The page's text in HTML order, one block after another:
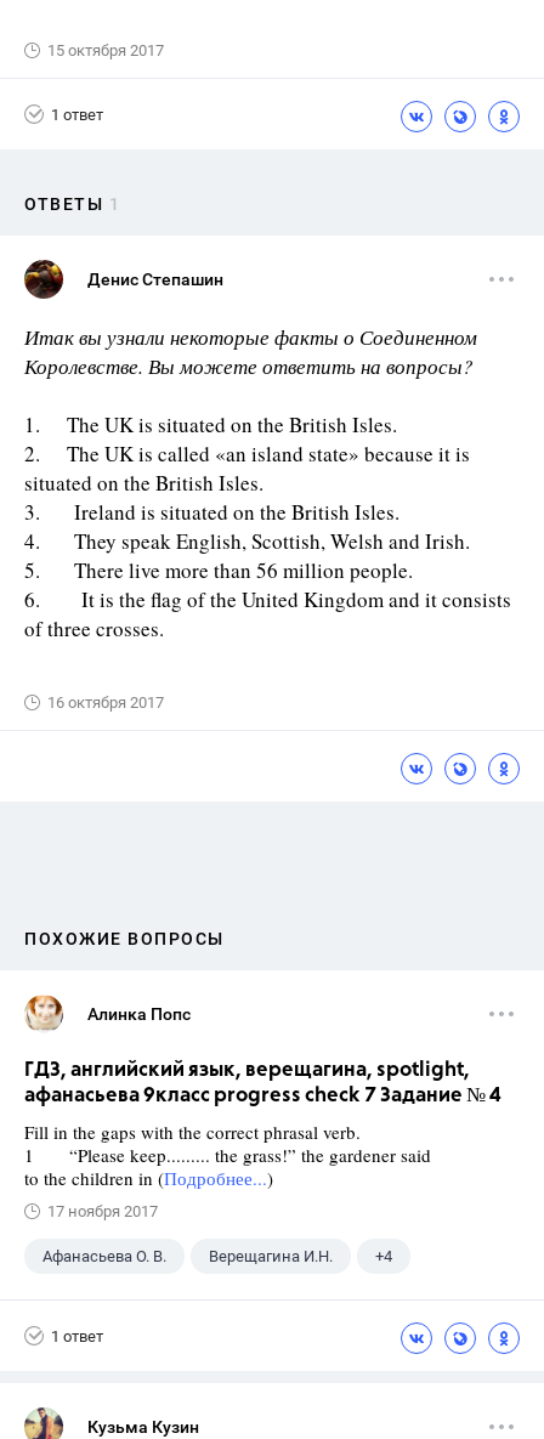
15 октября 2017
1 ответ
ОТВЕТЫ 1
Денис Степашин
Итак вы узнали некоторые факты о Соединенном
Королевстве. Вы можете ответить на вопросы?
1. The UK is situated on the British Isles.
2. The UK is called «an island state» because it is
situated on the British Isles.
3. Ireland is situated on the British Isles.
4. They speak English, Scottish, Welsh and Irish.
5. There live more than 56 million people.
6. It is the flag of the United Kingdom and it consists
of three crosses.
16 октября 2017
ПОХОЖИЕ ВОПРОСЫ
Алинка Попс
ГДЗ, английский язык, верещагина, spotlight,
афанасьева 9класс progress check 7 Задание № 4
Fill in the gaps with the correct phrasal verb.
1 “Please keep......... the grass!” the gardener said
to the children in (Подробнее...)
17 ноября 2017
Афанасьева О. В. Верещагина И.Н. +4
1 ответ
Кузьма Кузин